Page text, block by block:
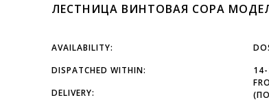
ЛЕСТНИЦA ВИНТОВАЯ COPA
AVAILABILITY:
DISPATCHED WITHIN:
DELIVERY: